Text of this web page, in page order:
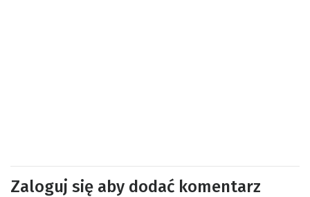
Zaloguj się aby dodać komentarz